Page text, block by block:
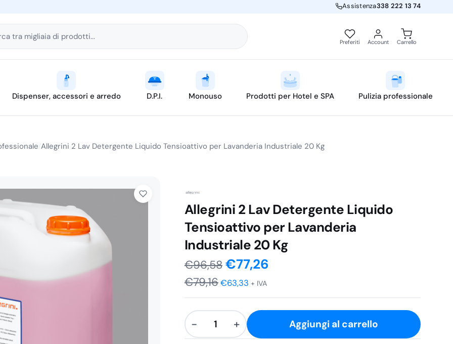
Assistenza338 222 13 74
tra migliaia di prodotti...
Preferiti Account Carrello
Dispenser, accessori e arredo D.P.I. Monouso Prodotti per Hotel e SPA Pulizia professionale
Allegrini 2 Lav Detergente Liquido Tensioattivo per Lavanderia Industriale 20 Kg
Allegrini 2 Lav Detergente Liquido
Tensioattivo per Lavanderia
Industriale 20 Kg
€96,58 Il
prezzo
era:
€77,26Il
€79,16€63,33 + IVA
Allegrini
− + Aggiungi al carrello